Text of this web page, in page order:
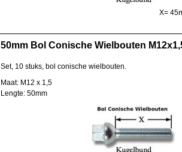
X=
50mm Bol Conische Wielbouten
Set, 10 stuks, bol conische wielbouten.
Maat: M12 x 1,5
Lengte: 50mm